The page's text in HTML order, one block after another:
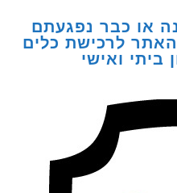
כבר נפגעתם
כלים
ואישי